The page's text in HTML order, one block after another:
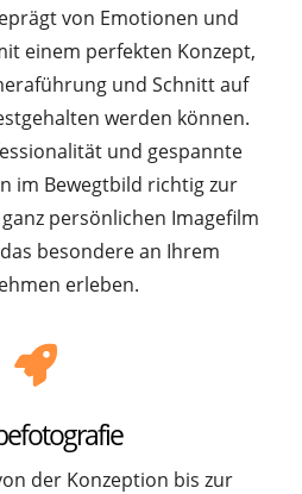
von Emotionen und
einem perfekten Konzept,
und Schnitt auf
werden können.
und gespannte
im Bewegtbild richtig zur
persönlichen Imagefilm
besondere an Ihrem
erleben.
der Konzeption bis zur